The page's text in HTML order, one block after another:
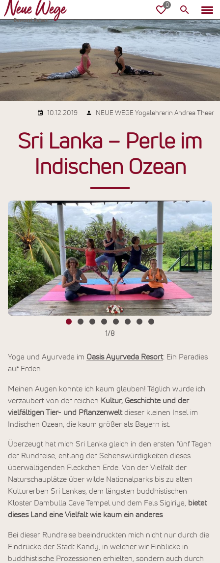
10.12.2019 NEUE WEGE Yogalehrerin Andrea Theer
Sri Lanka – Perle im
Indischen Ozean
1 /8
Yoga und Ayurveda im Oasis Ayurveda Resort: Ein Paradies
auf Erden.
Meinen Augen konnte ich kaum glauben! Täglich wurde ich
verzaubert von der reichen Kultur, Geschichte und der
vielfältigen Tier- und Pflanzenweltdieser kleinen Insel im
Indischen Ozean, die kaum größer als Bayern ist.
Überzeugt hat mich Sri Lanka gleich in den ersten fünf Tagen
der Rundreise, entlang der Sehenswürdigkeiten dieses
überwältigenden Fleckchen Erde. Von der Vielfalt der
Naturschauplätze über wilde Nationalparks bis zu alten
Kulturerben Sri Lankas, dem längsten buddhistischen
Kloster Dambulla Cave Tempel und dem Fels Sigiriya,
bietet
dieses Land eine Vielfalt wie kaum ein anderes.
Bei dieser Rundreise beeindruckten mich nicht nur durch die
Eindrücke der Stadt Kandy, in welcher wir Einblicke in
buddhistische Prozessionen erhielten, sondern auch durch